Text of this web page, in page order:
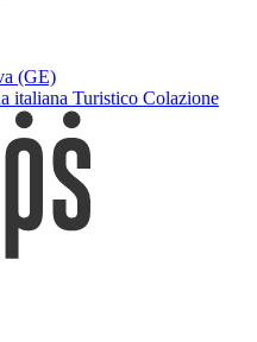
(GE)
italiana Turistico Colazione